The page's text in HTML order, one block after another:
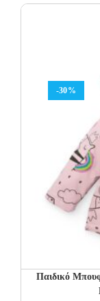
-30%
Παιδικό